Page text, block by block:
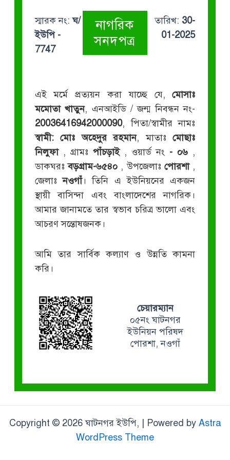
স্মারক নং:ঘ/
ইউপি -
7747
নাগরিক
সনদপত্র
তারিখ: 30-
01-2025
এই মর্মে প্রত্যয়ন করা যাচ্ছে যে,মোসাঃ
মমোতা খাতুন, এনআইডি / জন্ম নিবন্ধন নং-
20036416942000090, পিতা/স্বামীর নামঃ
স্বামী: মোঃ অহেদুর রহমান, মাতাঃমোছাঃ
নিলুফা , গ্রামঃ পাঁচড়াই , ওয়ার্ড নং - ০৬ ,
ডাকঘরঃবড়গ্রাম-৬৫৪০ , উপজেলাঃ পোরশা ,
জেলাঃনওগাঁ। তিনি এ ইউনিয়নের একজন
স্থায়ী বাসিন্দা এবং বাংলাদেশের নাগরিক।
আমার জানামতে তার স্বভাব চরিত্র ভালো এবং
আচরণ সন্তোষজনক।
আমি তার সার্বিক কল্যাণ ও উন্নতি কামনা
করি।
চেয়ারম্যান
০৫নং ঘাটনগর
ইউনিয়ন পরিষদ
পোরশা, নওগাঁ
Copyright © 2026 ঘাটনগর ইউপি, | Powered by Astra
WordPress Theme